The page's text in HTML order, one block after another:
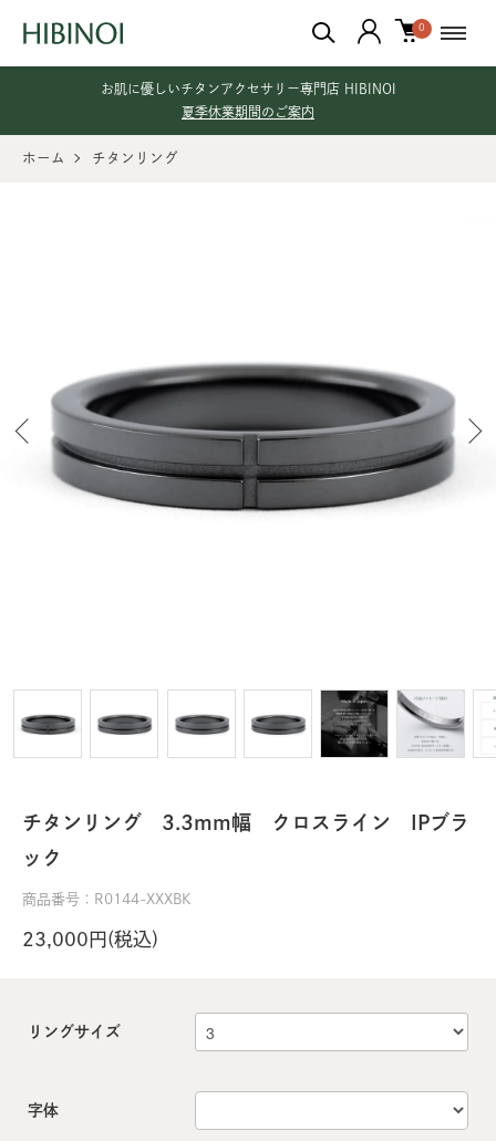
お肌に優しいチタンアクセサリー専門店 HIBINOI
夏季休業期間のご案内
0
ホーム チタンリング
チタンリング 3.3mm幅 クロスライン IPブラ
ック
商品番号：R0144-XXXBK
23,000円(税込)
リングサイズ
字体